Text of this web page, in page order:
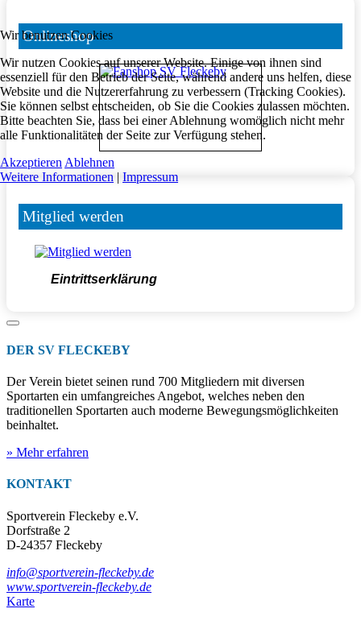
Onlineshop
Mitglied werden
Eintrittserklärung
DER SV FLECKEBY
Der Verein bietet seinen rund 700 Mitgliedern mit diversen
Sportarten ein umfangreiches Angebot, welches neben den
traditionellen Sportarten auch moderne Bewegungsmöglichkeiten
beinhaltet.
» Mehr erfahren
KONTAKT
Sportverein Fleckeby e.V.
Dorfstraße 2
D-24357 Fleckeby
info@sportverein-fleckeby.de
www.sportverein-fleckeby.de
Karte
Wir benutzen Cookies
Wir nutzen Cookies auf unserer Website. Einige von ihnen sind
essenziell für den Betrieb der Seite, während andere uns helfen, diese
Website und die Nutzererfahrung zu verbessern (Tracking Cookies).
Sie können selbst entscheiden, ob Sie die Cookies zulassen möchten.
Bitte beachten Sie, dass bei einer Ablehnung womöglich nicht mehr
alle Funktionalitäten der Seite zur Verfügung stehen.
Akzeptieren Ablehnen
Weitere Informationen | Impressum